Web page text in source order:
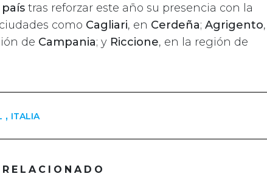
tras reforzar este año su presencia con la
como Cagliari, en Cerdeña; Agrigento,
de Campania; y Riccione, en la región de
, ITALIA
RELACIONADO